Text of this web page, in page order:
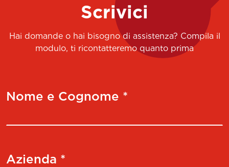
Scrivici
Hai domande o hai bisogno di assistenza? Compila il
modulo, ti ricontatteremo quanto prima
Nome e Cognome *
Azienda *